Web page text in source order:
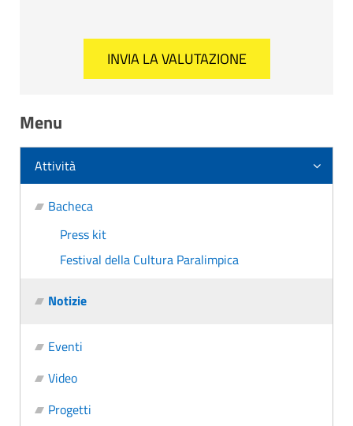
Menu
Attività
Bacheca
Press kit
Festival della Cultura Paralimpica
Notizie
Eventi
Video
Progetti